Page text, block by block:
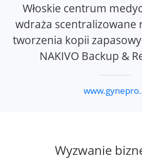
Włoskie centrum
wdraża scentralizowane
tworzenia kopii
NAKIVO Backup &
Wyzwanie